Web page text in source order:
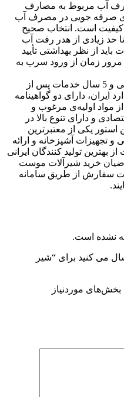
آب مربوط به مصارف
صرفه جویی در مصرف آب
کیفیت است. انتخاب صحیح
حد زیادی از هدر رفت آب
از نظر بهداشتی تأیید
مرور زمان از ورود سرب به
شیرآلات موست دارای 2 سال گارانتی و 5 سال خدمات پس از
ایران، دارای دو گواهینامه
مواد اولیه‌ی مرغوب و
و دارای تنوع بالا در
یکی از معتبرترین
تجهیزات آشپزخانه و ارائه
بهترین تولید کنندگان ایرانی
خرید شیرآلات موست
سفارش از طریق سامانه
نشده است.
می کنید برای “شیر
بخش‌های موردنیاز